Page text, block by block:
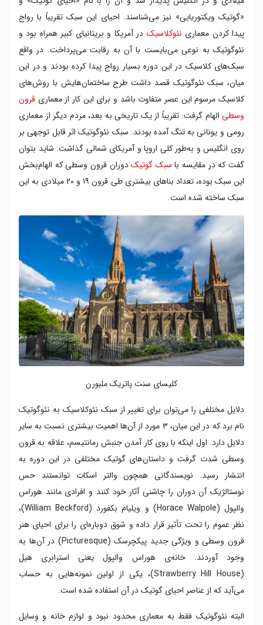
اوژن ویوله لودوک و گوتیک چدن
نمونه های سبک احیای گوتیک
«گوتیک ویکتوریایی» نیز می‌شناسند. احیای این سبک تقریباً با رواج
پیدا کردن معماری نئوکلاسیک در آمریکا و بریتانیای کبیر همراه بود و
نئوگوتیک به نوعی می‌بایست با آن به رقابت می‌پرداخت. در واقع
سبک‌های کلاسیک در این دوره بسیار رواج پیدا کرده بودند و در این
میان، سبک نئوگوتیک قصد داشت طرح ساختمان‌هایش با روش‌های
کلاسیک مرسوم این عصر متفاوت باشد و برای این کار از معماری قرون
وسطی الهام گرفت. تقریباً از یک تاریخی به بعد، مردم دیگر از معماری
رومی و یونانی به تنگ آمده بودند. سبک نئوگوتیک اثر قابل توجهی بر
روی انگلیس و به‌طور کلی اروپا و آمریکای شمالی گذاشت. شاید بتوان
گفت که در مقایسه با سبک گوتیکدوران قرون وسطی که الهام‌بخش
این سبک بوده، تعداد بناهای بیشتری طی قرون ۱۹ و ۲۰ میلادی به این
سبک ساخته شده است.
کلیسای سنت پاتریک ملبورن
دلایل مختلفی را می‌توان برای تغییر از سبک نئوکلاسیک به نئوگوتیک
نام برد که در این میان، ۳ مورد از آن‌ها اهمیت بیشتری نسبت به سایر
دلایل دارد. اول اینکه با روی کار آمدن جنبش رمانتیسم، علاقه به قرون
وسطی شدت گرفت و داستان‌های گوتیک مختلفی در این دوره به
انتشار رسید. نویسندگانی همچون والتر اسکات توانستند حس
نوستالژیک آن دوران را چاشنی آثار خود کنند و افرادی مانند هوراس
والپول (Horace Walpole) و ویلیام بکفورد (William Beckford)،
نظر عموم را تحت تأثیر قرار داده و شوق دوباره‌ای را برای احیای هنر
قرون وسطی و ویژگی جدید پیکچرسک (Picturesque) در آن‌ها به
وجود آوردند. خانه‌ی هوراس والپول یعنی استرابری هیل
(Strawberry Hill House)، یکی از اولین نمونه‌هایی به حساب
می‌آید که از عناصر احیای گوتیک در آن استفاده شده است.
البته نئوگوتیک فقط به معماری محدود نبود و لوازم خانه و وسایل